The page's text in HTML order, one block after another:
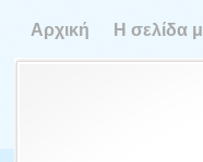
Αρχική Η σελίδα